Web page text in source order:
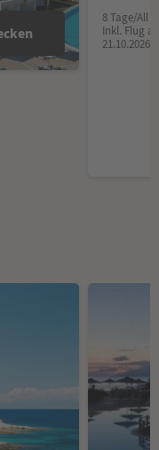
8 Tage/All
Inkl. Flug
21.10.2026